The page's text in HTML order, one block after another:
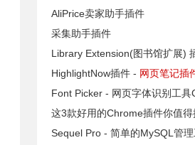
AliPrice卖家助手插件
采集助手插件
Library Extension(图书馆扩展)
HighlightNow插件 - 网页笔记插
Font Picker - 网页字体识别工具
这3款好用的Chrome插件你值得
Sequel Pro - 简单的MySQL管